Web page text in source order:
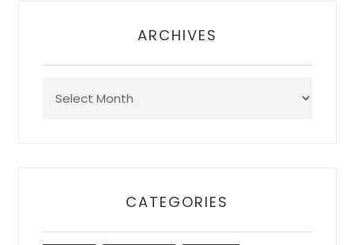
ARCHIVES
CATEGORIES